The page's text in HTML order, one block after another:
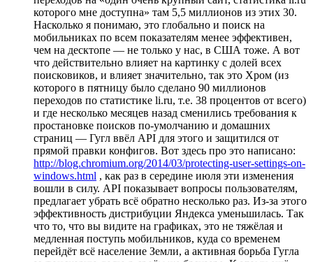
которого мне доступна» там 5,5 миллионов из этих 30.
Насколько я понимаю, это глобально и поиск на
мобильниках по всем показателям менее эффективен,
чем на десктопе — не только у нас, в США тоже. А вот
что действительно влияет на картинку с долей всех
поисковиков, и влияет значительно, так это Хром (из
которого в пятницу было сделано 90 миллионов
переходов по статистике li.ru, т.е. 38 процентов от всего)
и где несколько месяцев назад сменились требования к
простановке поисков по-умолчанию и домашних
страниц — Гугл ввёл API для этого и защитился от
прямой правки конфигов. Вот здесь про это написано:
http://blog.chromium.org/2014/03/protecting-user-settings-on-
windows.html , как раз в середине июля эти изменения
вошли в силу. API показывает вопросы пользователям,
предлагает убрать всё обратно несколько раз. Из-за этого
эффективность дистрибуции Яндекса уменьшилась. Так
что то, что вы видите на графиках, это не тяжёлая и
медленная поступь мобильников, куда со временем
перейдёт всё население Земли, а активная борьба Гугла